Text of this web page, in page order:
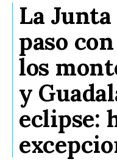
La
paso
los
y
eclipse: